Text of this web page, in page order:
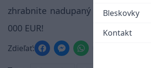
Bleskovky
Kontakt
zhrabnite nadupaný vstupný
000 EUR!
Zdieľať: